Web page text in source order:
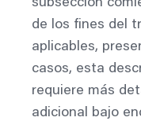
de los fines del
aplicables,
casos, esta
requiere más
adicional bajo